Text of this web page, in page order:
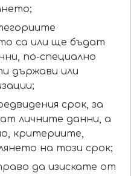
са или ще бъдат
по-специално
държави или
срок, за
личните данни, а
критериите,
на този срок;
да изискате от